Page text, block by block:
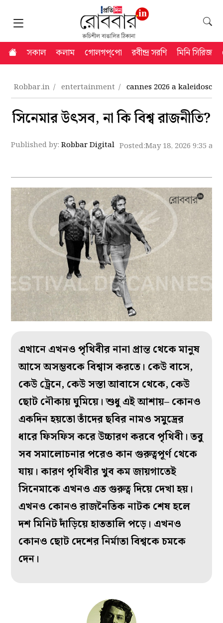
সকাল কলাম গোলগপ্‌পো রবীন্দ্র সরণি মিনি সিরিজ
Robbar.in entertainment cannes 2026 a
সিনেমার উৎসব, না কি বিশ্ব রাজনীতি?
Published by:Robbar Digital Posted:May 18, 2026 9:35 am
এখানে এখনও পৃথিবীর নানা প্রান্ত থেকে মানুষ
আসে অসম্ভবকে বিশ্বাস করতে। কেউ বাসে,
কেউ ট্রেনে, কেউ সস্তা আবাসে থেকে, কেউ
ছোট নৌকায় ঘুমিয়ে। শুধু এই আশায়– কোনও
একদিন হয়তো তাঁদের ছবির নামও সমুদ্রের
ধারে ফিসফিস করে উচ্চারণ করবে পৃথিবী। তবু
সব সমালোচনার পরেও কান গুরুত্বপূর্ণ থেকে
যায়। কারণ পৃথিবীর খুব কম জায়গাতেই
সিনেমাকে এখনও এত গুরুত্ব দিয়ে দেখা হয়।
এখনও কোনও রাজনৈতিক নাটক শেষ হলে
দশ মিনিট দাঁড়িয়ে হাততালি পড়ে। এখনও
কোনও ছোট দেশের নির্মাতা বিশ্বকে চমকে
দেন।